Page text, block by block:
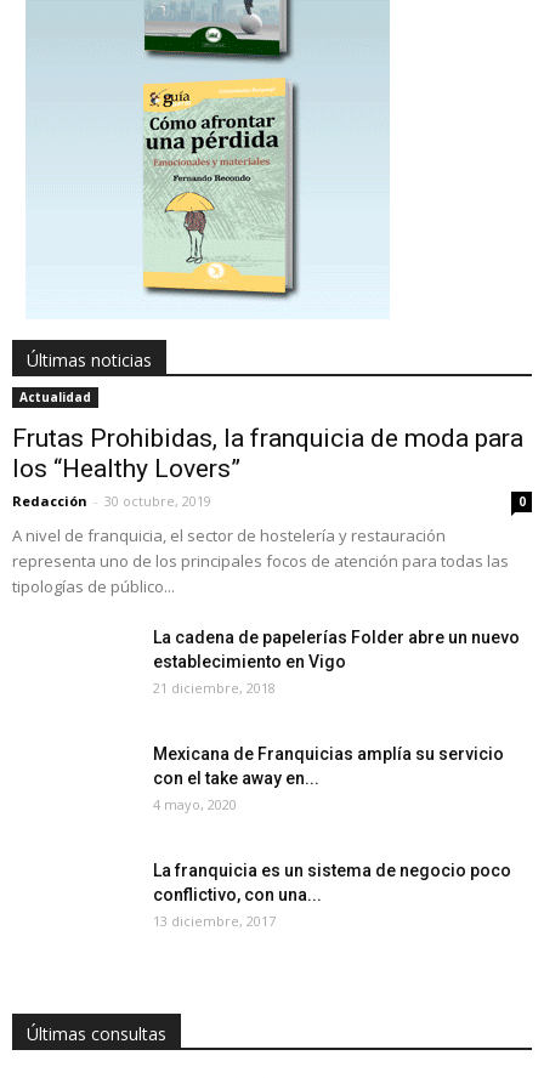
Últimas noticias
Actualidad
Frutas Prohibidas, la franquicia de moda para
los “Healthy Lovers”
Redacción - 30 octubre, 2019 0
A nivel de franquicia, el sector de hostelería y restauración
representa uno de los principales focos de atención para todas las
tipologías de público...
La cadena de papelerías Folder abre un nuevo
establecimiento en Vigo
21 diciembre, 2018
Mexicana de Franquicias amplía su servicio
con el take away en...
4 mayo, 2020
La franquicia es un sistema de negocio poco
conflictivo, con una...
13 diciembre, 2017
Últimas consultas